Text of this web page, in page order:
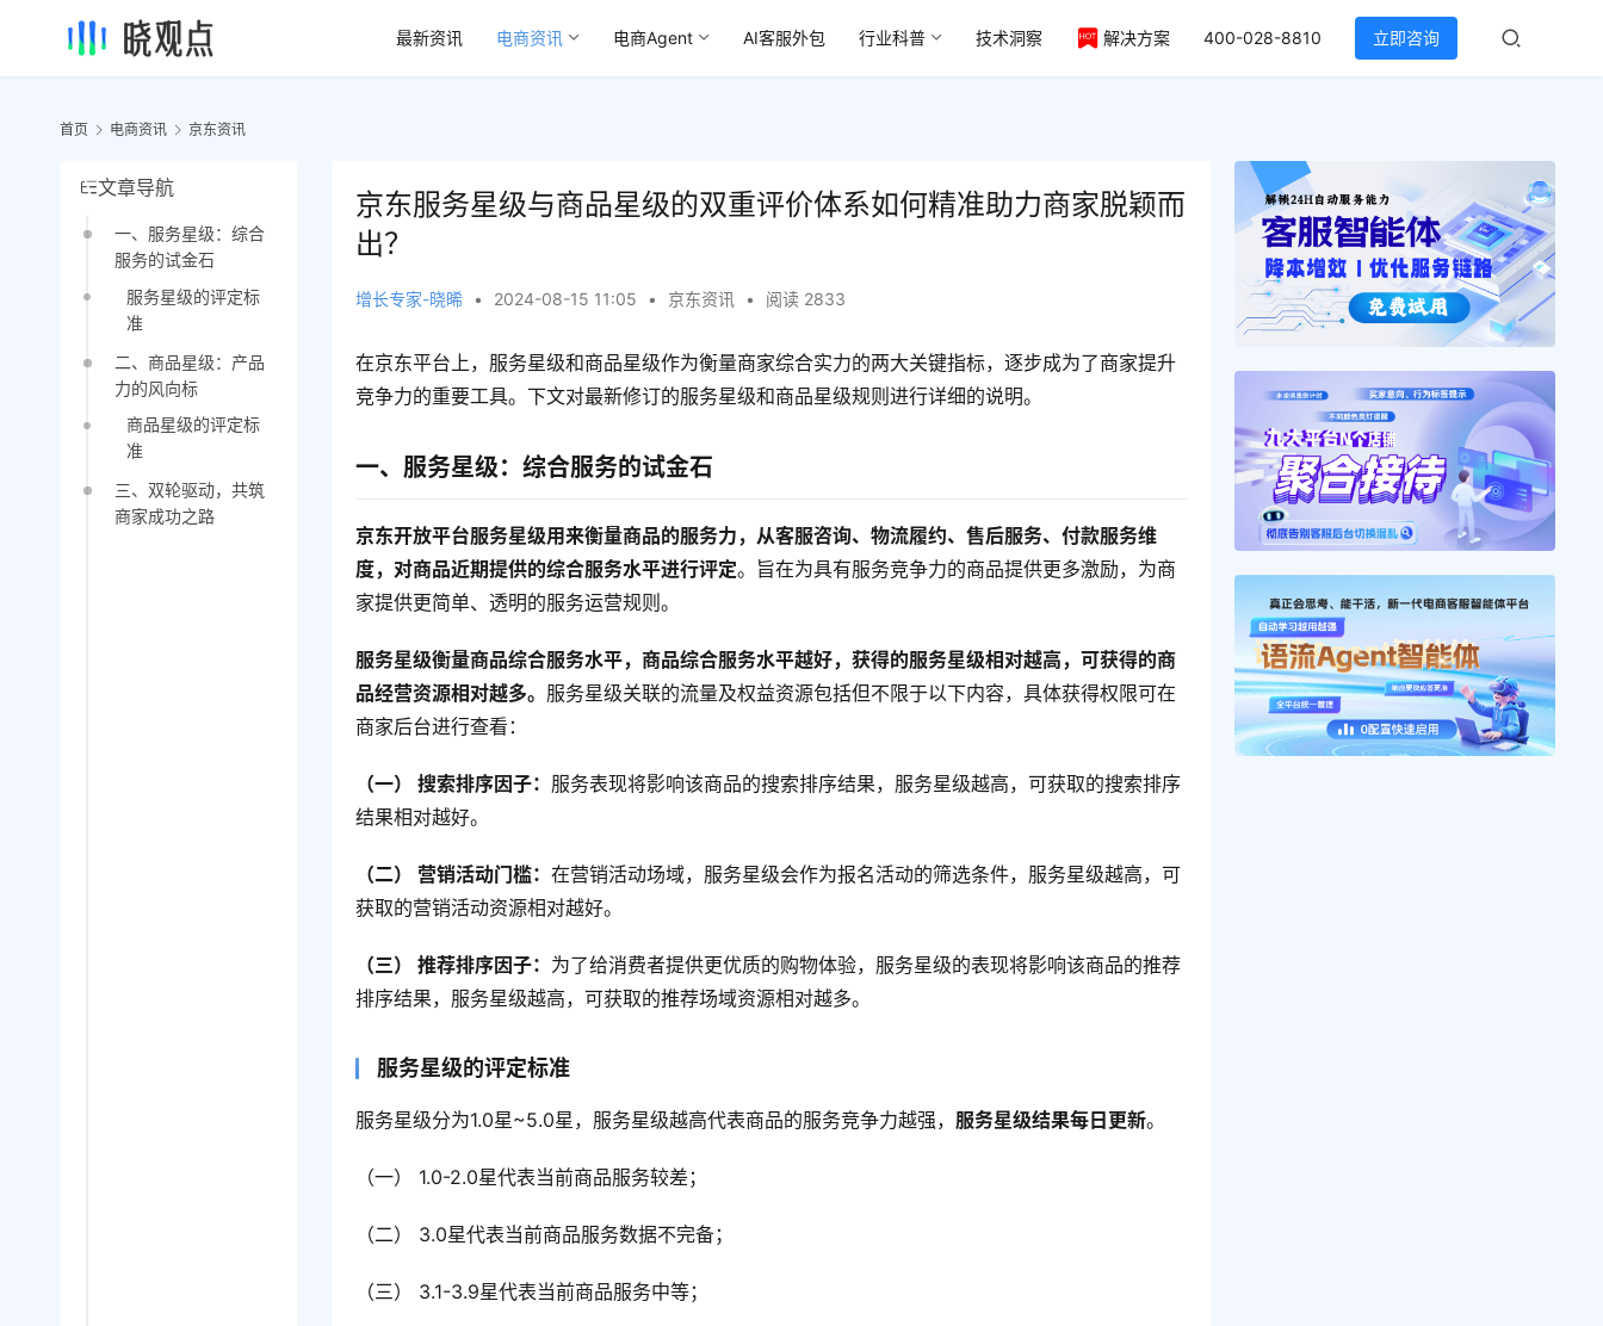
最新资讯 电商资讯 电商Agent AI客服外包 行业科普 技术洞察 解决方案 400-028-8810 立即咨询
首页 电商资讯 京东资讯
文章导航
一、服务星级：综合
服务的试金石
服务星级的评定标
准
二、商品星级：产品
力的风向标
商品星级的评定标
准
三、双轮驱动，共筑
商家成功之路
京东服务星级与商品星级的双重评价体系如何精准助力商家脱颖而
出？
增长专家-晓晞 • 2024-08-15 11:05 • 京东资讯 • 阅读 2833
在京东平台上，服务星级和商品星级作为衡量商家综合实力的两大关键指标，逐步成为了商家提升
竞争力的重要工具。下文对最新修订的服务星级和商品星级规则进行详细的说明。
一、服务星级：综合服务的试金石
京东开放平台服务星级用来衡量商品的服务力，从客服咨询、物流履约、售后服务、付款服务维
度，对商品近期提供的综合服务水平进行评定。旨在为具有服务竞争力的商品提供更多激励，为商
家提供更简单、透明的服务运营规则。
服务星级衡量商品综合服务水平，商品综合服务水平越好，获得的服务星级相对越高，可获得的商
品经营资源相对越多。 服务星级关联的流量及权益资源包括但不限于以下内容，具体获得权限可在
商家后台进行查看：
（一） 搜索排序因子： 服务表现将影响该商品的搜索排序结果，服务星级越高，可获取的搜索排序
结果相对越好。
（二） 营销活动门槛：在营销活动场域，服务星级会作为报名活动的筛选条件，服务星级越高，可
获取的营销活动资源相对越好。
（三） 推荐排序因子： 为了给消费者提供更优质的购物体验，服务星级的表现将影响该商品的推荐
排序结果，服务星级越高，可获取的推荐场域资源相对越多。
服务星级的评定标准
服务星级分为1.0星~5.0星，服务星级越高代表商品的服务竞争力越强，服务星级结果每日更新。
（一） 1.0-2.0星代表当前商品服务较差；
（二） 3.0星代表当前商品服务数据不完备；
（三） 3.1-3.9星代表当前商品服务中等；